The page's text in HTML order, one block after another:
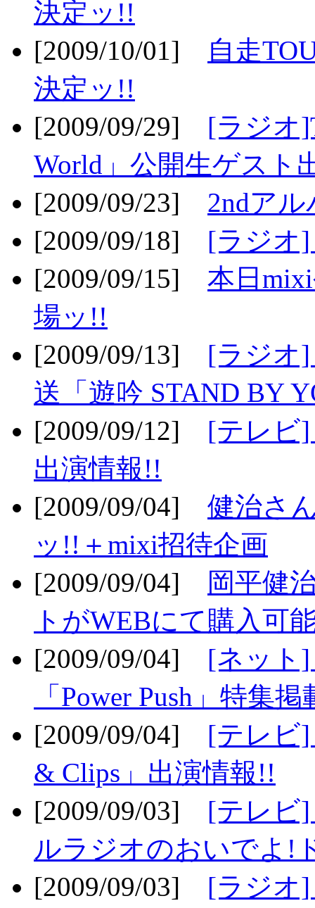
決定ッ!!
[2009/10/01]
自走
決定ッ!!
[2009/09/29] [ラジオ
World」公開生ゲスト
[2009/09/23] 2ndア
[2009/09/18] [ラジオ
[2009/09/15] 本日
場ッ!!
[2009/09/13] [ラジオ]
送「遊吟 STAND BY
[2009/09/12] [テレビ]
出演情報!!
[2009/09/04] 健治さ
ッ!!＋mixi招待企画
[2009/09/04]
岡平健
トがWEBにて購入可
[2009/09/04] [ネット]
「Power Push」特集
[2009/09/04] [テレビ]
& Clips」出演情報!!
[2009/09/03] [テレビ
ルラジオのおいでよ!
[2009/09/03] [ラジオ]